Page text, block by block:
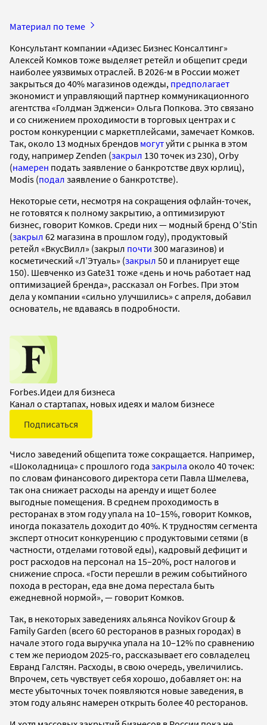
Материал по теме
Консультант компании «Адизес Бизнес Консалтинг»
Алексей Комков тоже выделяет ретейл и общепит среди
наиболее уязвимых отраслей. В 2026-м в России может
закрыться до 40% магазинов одежды, предполагает
экономист и управляющий партнер коммуникационного
агентства «Голдман Эдженси» Ольга Попкова. Это связано
и со снижением проходимости в торговых центрах и с
ростом конкуренции с маркетплейсами, замечает Комков.
Так, около 13 модных брендов могутуйти с рынка в этом
году, например Zenden (закрыл 130 точек из 230), Orby
(намерен подать заявление о банкротстве двух юрлиц),
Modis (подал заявление о банкротстве).
Некоторые сети, несмотря на сокращения офлайн-точек,
не готовятся к полному закрытию, а оптимизируют
бизнес, говорит Комков. Среди них — модный бренд O’Stin
(закрыл 62 магазина в прошлом году), продуктовый
ретейл «ВкусВилл» (закрыл почти 300 магазинов) и
косметический «Л’Этуаль» (закрыл 50 и планирует еще
150). Шевченко из Gate31 тоже «день и ночь работает над
оптимизацией бренда», рассказал он Forbes. При этом
дела у компании «сильно улучшились» с апреля, добавил
основатель, не вдаваясь в подробности.
Forbes.Идеи для бизнеса
Канал о стартапах, новых идеях и малом бизнесе
Подписаться
Число заведений общепита тоже сокращается. Например,
«Шоколадница» с прошлого года закрыла около 40 точек:
по словам финансового директора сети Павла Шмелева,
так она снижает расходы на аренду и ищет более
выгодные помещения. В среднем проходимость в
ресторанах в этом году упала на 10–15%, говорит Комков,
иногда показатель доходит до 40%. К трудностям сегмента
эксперт относит конкуренцию с продуктовыми сетями (в
частности, отделами готовой еды), кадровый дефицит и
рост расходов на персонал на 15–20%, рост налогов и
снижение спроса. «Гости перешли в режим событийного
похода в ресторан, еда вне дома перестала быть
ежедневной нормой», — говорит Комков.
Так, в некоторых заведениях альянса Novikov Group &
Family Garden (всего 60 ресторанов в разных городах) в
начале этого года выручка упала на 10–12% по сравнению
с тем же периодом 2025-го, рассказывает его совладелец
Евранд Галстян. Расходы, в свою очередь, увеличились.
Впрочем, сеть чувствует себя хорошо, добавляет он: на
месте убыточных точек появляются новые заведения, в
этом году альянс намерен открыть более 40 ресторанов.